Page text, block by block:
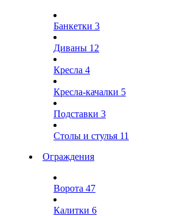
Банкетки 3
Диваны 12
Кресла 4
Кресла-качалки 5
Подставки 3
Столы и стулья 11
Ограждения
Ворота 47
Калитки 6